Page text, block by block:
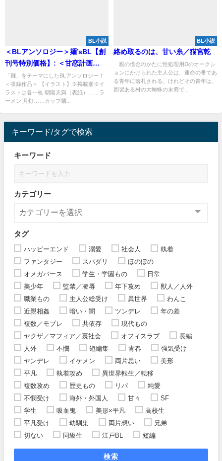
BL小説
＜BLアンソロジー＞麺’sBL【創
刊号特別価格】: ＜甘恋計画
Vol.0＞／三谷玲
「麺」をテーマにしたBLアンソロジー！
＜収録作品＞ 【イラスト】※掲載順※イ
ラストは各一枚 朝陽天満（表紙）……ラ
ーメン 月灯……カップ麺...
BL小説
絡め取るのは、甘い糸／猫宮乾
親の借金のかたに性処理用Ωのオークシ
ョンにかけられた主人公は、運命の番であ
る青年に落札される。けれどその青年は、
因習ある村の大蜘蛛の末裔で...
キーワード/タグで検索
キーワード
カテゴリー
タグ
ハッピーエンド 溺愛 社会人
執着
ファンタジー
スパダリ
ほのぼの
オメガバース
学生・学園もの
日常
美少年
監禁／凌辱 年下攻め
獣人／人外
職業もの
主人公総受け 異世界
わんこ
近親相姦
暗い・闇 ツンデレ
年の差
複数／モブレ
共依存
現代もの
ヤクザ／マフィア／裏社会
オフィスラブ
長編
人外
不憫 短編集 青春
強気受け
ヤンデレ
イケメン 両片思い
美形
平凡
執着攻め
異世界転生／転移
複数攻め
歴史もの リバ
純愛
不憫受け
海外・外国人 甘々
SF
学生
吸血鬼 美形×平凡
高校生
平凡受け
幼馴染 両片想い
兄弟
切ない
同級生 江戸BL 短編
検索